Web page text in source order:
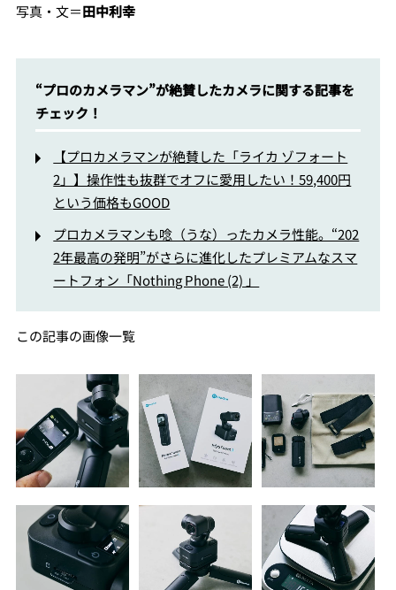
写真・文＝田中利幸
“プロのカメラマン”が絶賛したカメラに関する記事を
チェック！
【プロカメラマンが絶賛した「ライカ ゾフォート
2」】操作性も抜群でオフに愛用したい！59,400円
という価格もGOOD
プロカメラマンも唸（うな）ったカメラ性能。“202
2年最高の発明”がさらに進化したプレミアムなスマ
ートフォン「Nothing Phone (2) 」
この記事の画像一覧